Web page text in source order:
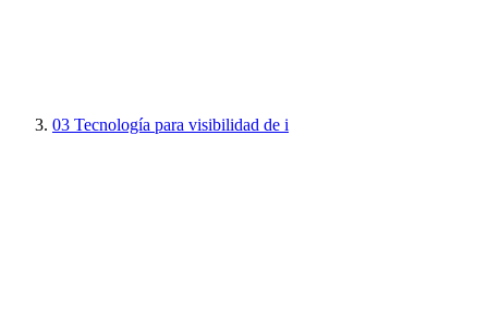
03 Tecnología para visibilidad de i